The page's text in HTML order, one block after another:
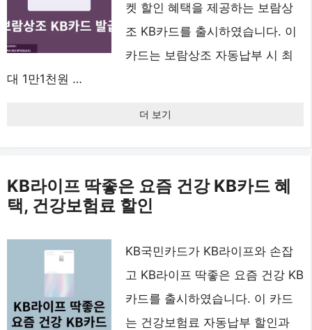
켓 할인 혜택을 제공하는 보람상
조 KB카드를 출시하였습니다. 이
카드는 보람상조 자동납부 시 최
대 1만1천원 …
더 보기
KB라이프 딱좋은 요즘 건강 KB카드 혜
택, 건강보험료 할인
KB국민카드가 KB라이프와 손잡
고 KB라이프 딱좋은 요즘 건강 KB
카드를 출시하였습니다. 이 카드
는 건강보험료 자동납부 할인과